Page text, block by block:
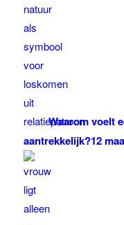
Waarom voelt
aantrekkelijk?12